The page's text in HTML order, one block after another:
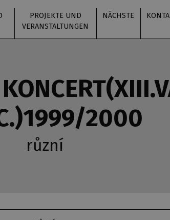
PROJEKTE UND
VERANSTALTUNGEN
NÄCHSTE
2000
různí